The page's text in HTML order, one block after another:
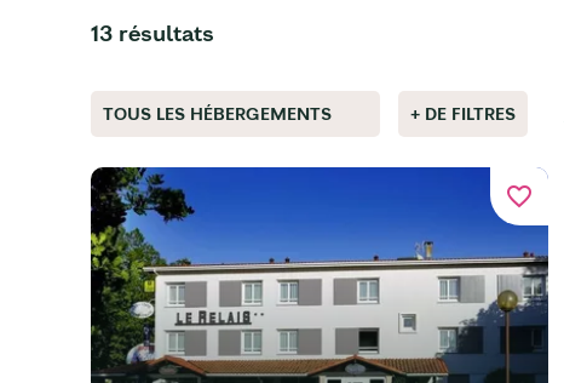
13 résultats
TOUS LES HÉBERGEMENTS + DE FILTRES
favorite_border